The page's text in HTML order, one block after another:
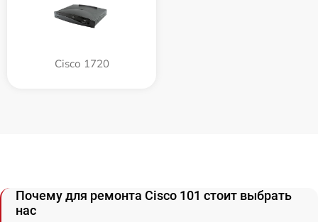
Cisco 1720
Почему для ремонта Cisco 101 стоит выбрать
нас